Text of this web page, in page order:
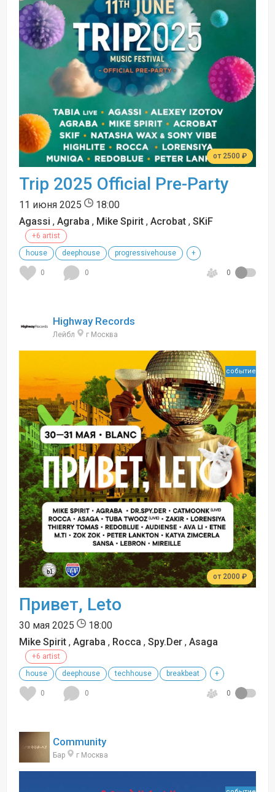
от 2500 ₽
Trip 2025 Official Pre-Party
11 июня 2025
18:00
Agassi , Agraba , Mike Spirit , Acrobat , SKiF
+6 artist
house
deephouse progressivehouse +
0 0 0
Highway Records
Лейбл г Москва
от 2000 ₽
событие
Привет, Leto
30 мая 2025
18:00
Mike Spirit , Agraba , Rocca , Spy.Der , Asaga
+6 artist
house
deephouse techhouse breakbeat +
0 0 0
Community
Бар г Москва